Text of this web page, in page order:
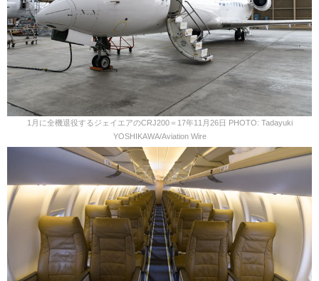
1月に全機退役するジェイエアのCRJ200＝17年11月26日 PHOTO: Tadayuki
YOSHIKAWA/Aviation Wire